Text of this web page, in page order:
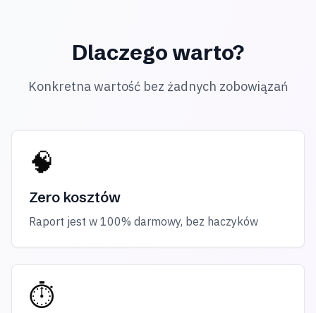
Dlaczego warto?
Konkretna wartość bez żadnych zobowiązań
🧠
Zero kosztów
Raport jest w 100% darmowy, bez haczyków
⏱